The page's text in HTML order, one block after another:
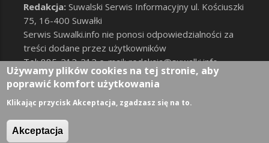
Redakcja: Suwalski Serwis Informacyjny ul. Kościuszki
75, 16-400 Suwałki
Serwis Suwalki.info nie ponosi odpowiedzialności za
treści dodane przez użytkowników
Tel: 885-212-212 e-mail:redakcja@suwalki.info,
reklama@suwalki.info
RODO |Cookies
User account menu
Zaloguj
Używamy plików cookies na tej stronie, aby
poprawić komfort użytkowania
Klikając przycisk Akceptacja, zgadzasz się na to.
Akceptacja